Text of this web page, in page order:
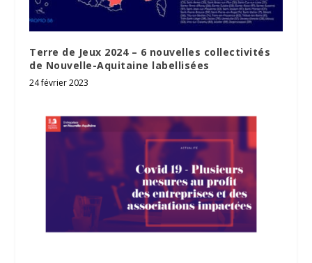
Terre de Jeux 2024 – 6 nouvelles collectivités
de Nouvelle-Aquitaine labellisées
24 février 2023